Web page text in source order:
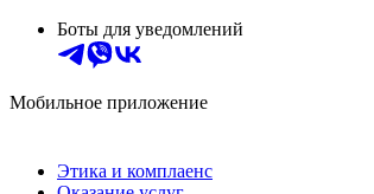
Боты для уведомлений
Мобильное приложение
Этика и комплаенс